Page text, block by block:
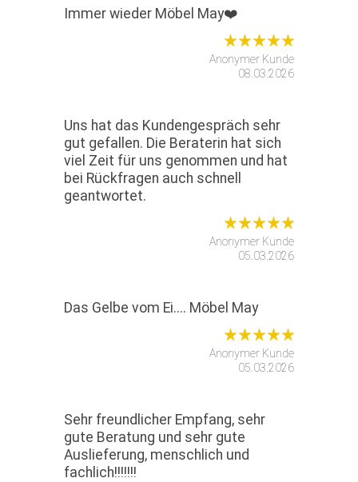
Immer wieder Möbel May❤️
Anonymer Kunde
08.03.2026
Uns hat das Kundengespräch sehr
gut gefallen. Die Beraterin hat sich
viel Zeit für uns genommen und hat
bei Rückfragen auch schnell
geantwortet.
Anonymer Kunde
05.03.2026
Das Gelbe vom Ei.... Möbel May
Anonymer Kunde
05.03.2026
Sehr freundlicher Empfang, sehr
gute Beratung und sehr gute
Auslieferung, menschlich und
fachlich!!!!!!!